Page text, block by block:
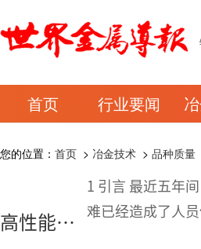
首页 行业要闻
您的位置： 首页 > 冶金技术 > 品种质量
高性能耐
1 引言 最近五年间，韩国庆州、浦项地区发生地震，堤川、密阳地区发生火灾，这些灾
难已经造成了人